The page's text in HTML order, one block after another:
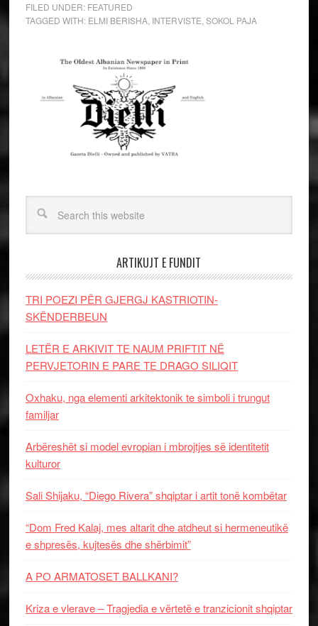
FILED UNDER: FEATURED
TAGGED WITH: ELMI BERISHA, INTERVISTE SOKOL PAJA
ARTIKUJT E FUNDIT
TRI POEZI PËR GJERGJ KASTRIOTIN-
SKËNDERBEUN
LETËR E ARKIVIT TE NAUM PRIFTIT NË
PERVJETORIN E PARE TE DRAGO SILIQIT
Oxhaku, nga elementi arkitektonik te simboli i trungut
familjar
Arbëreshët si model evropian i mbrojtjes së identitetit
kulturor
Sali Shijaku, “Diego Rivera” shqiptar i artit tonë kombëtar
“Dom Fred Kalaj, mes altarit dhe atdheut si hermeneutikë
e shpresës, kujtesës dhe shërbimit”
A PO ARMATOSET BALLKANI?
Kriza e vlerave – Tragjedia e vërtetë e tranzicionit shqiptar